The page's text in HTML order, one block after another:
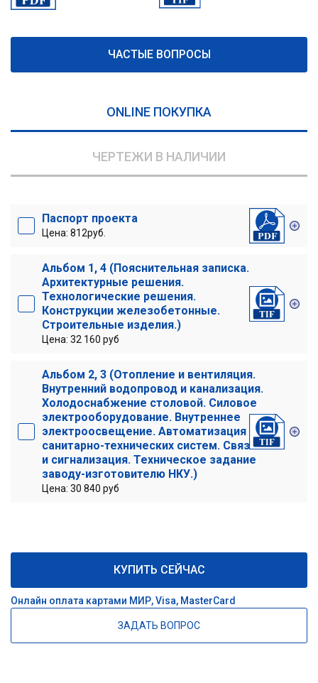
ЧАСТЫЕ ВОПРОСЫ
ONLINE ПОКУПКА
ЧЕРТЕЖИ В НАЛИЧИИ
Паспорт проекта
Цена: 812руб.
Альбом 1, 4 (Пояснительная записка.
Архитектурные решения.
Технологические решения.
Конструкции железобетонные.
Строительные изделия.)
Цена: 32 160 руб
Альбом 2, 3 (Отопление и вентиляция.
Внутренний водопровод и канализация.
Холодоснабжение столовой. Силовое
электрооборудование. Внутреннее
электроосвещение. Автоматизация
санитарно-технических систем. Связь
и сигнализация. Техническое задание
заводу-изготовителю НКУ.)
Цена: 30 840 руб
КУПИТЬ СЕЙЧАС
Онлайн оплата картами МИР, Visa, MasterCard
ЗАДАТЬ ВОПРОС